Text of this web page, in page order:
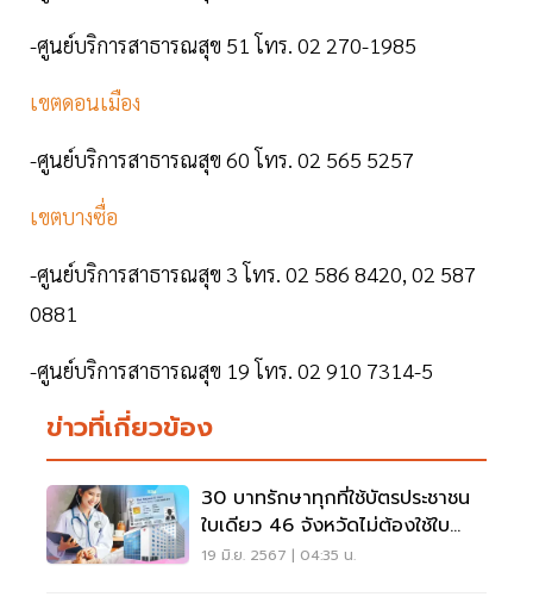
-ศูนย์บริการสาธารณสุข 51 โทร. 02 270-1985
เขตดอนเมือง
-ศูนย์บริการสาธารณสุข 60 โทร. 02 565 5257
เขตบางซื่อ
-ศูนย์บริการสาธารณสุข 3 โทร. 02 586 8420, 02 587
0881
-ศูนย์บริการสาธารณสุข 19 โทร. 02 910 7314-5
ข่าวที่เกี่ยวข้อง
30 บาทรักษาทุกที่ใช้บัตรประชาชน
ใบเดียว 46 จังหวัดไม่ต้องใช้ใบ
ส่งตัว
19 มิ.ย. 2567 | 04:35 น.